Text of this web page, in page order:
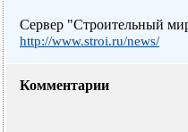
Сервер "Строительный
http://www.stroi.ru/news/
Комментарии